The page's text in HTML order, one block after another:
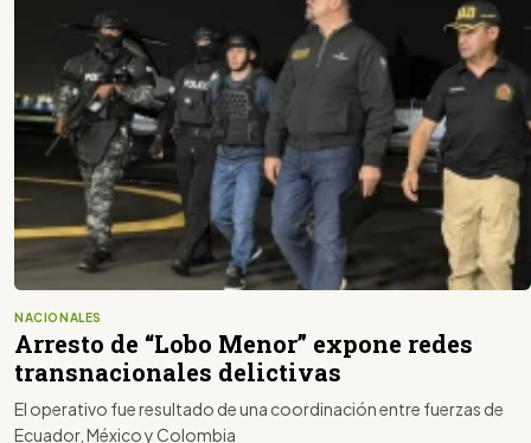
NACIONALES
Arresto de “Lobo Menor” expone redes
transnacionales delictivas
El operativo fue resultado de una coordinación entre fuerzas de
Ecuador, México y Colombia